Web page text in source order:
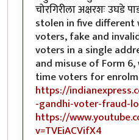
चोरगिरीला अक्षरशः उघडे
stolen in five different
voters, fake and
voters in a single
and misuse of Form
time voters for
https://
-gandhi-voter-fraud-
https://
v=TVEiACVifX4